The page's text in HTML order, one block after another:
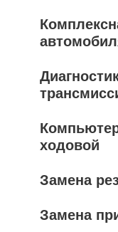
ходовой
Замена
Замена